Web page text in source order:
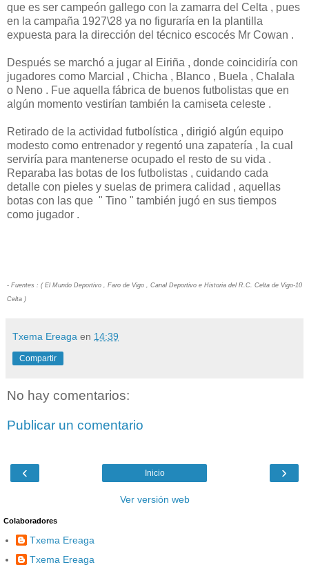
que es ser campeón gallego con la zamarra del Celta , pues
en la campaña 1927\28 ya no figuraría en la plantilla
expuesta para la dirección del técnico escocés Mr Cowan .
Después se marchó a jugar al Eiriña , donde coincidiría con
jugadores como Marcial , Chicha , Blanco , Buela , Chalala
o Neno . Fue aquella fábrica de buenos futbolistas que en
algún momento vestirían también la camiseta celeste .
Retirado de la actividad futbolística , dirigió algún equipo
modesto como entrenador y regentó una zapatería , la cual
serviría para mantenerse ocupado el resto de su vida .
Reparaba las botas de los futbolistas , cuidando cada
detalle con pieles y suelas de primera calidad , aquellas
botas con las que " Tino " también jugó en sus tiempos
como jugador .
- Fuentes : ( El Mundo Deportivo , Faro de Vigo , Canal Deportivo e Historia del R.C. Celta de Vigo-10
Celta )
Txema Ereaga en 14:39
Compartir
No hay comentarios:
Publicar un comentario
‹ ›
Inicio
Ver versión web
Colaboradores
Txema Ereaga
Txema Ereaga